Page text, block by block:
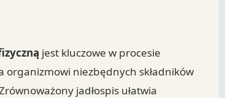
jest kluczowe w procesie
organizmowi niezbędnych składników
jadłospis ułatwia